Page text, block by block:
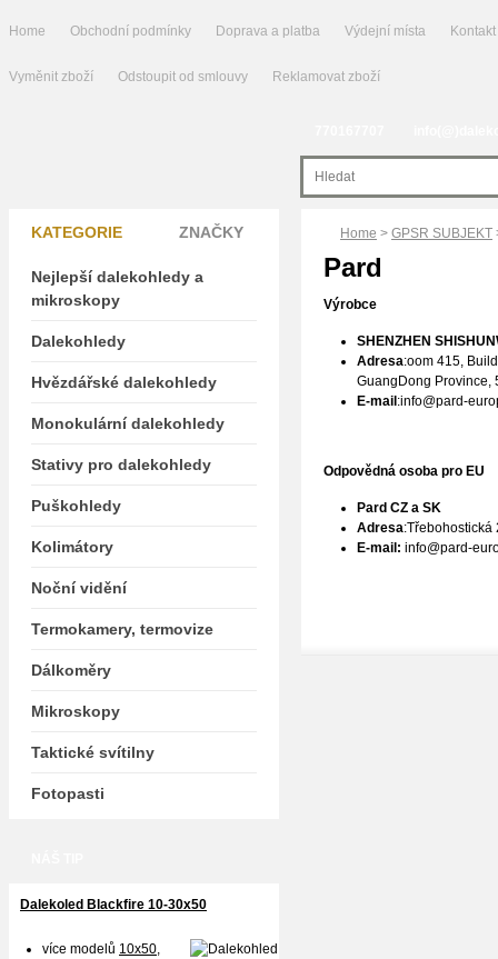
Home Obchodní podmínky Doprava a platba Výdejní místa Kontakt
Vyměnit zboží Odstoupit od smlouvy Reklamovat zboží
Home > GPSR SUBJEKT
Pard
Výrobce
SHENZHEN
Adresa:oom 415,
GuangDong Province,
E-mail :info@pard-
Odpovědná osoba pro EU
Pard CZ a SK
Adresa:Třebohostická
E-mail: info@pard-
KATEGORIE ZNAČKY
Nejlepší dalekohledy a
mikroskopy
Dalekohledy
Hvězdářské dalekohledy
Monokulární dalekohledy
Stativy pro dalekohledy
Puškohledy
Kolimátory
Noční vidění
Termokamery, termovize
Dálkoměry
Mikroskopy
Taktické svítilny
Fotopasti
Dalekoled Blackfire 10-30x50
více modelů 10x50,